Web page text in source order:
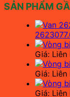
SẢN PHẨM
Giá: Liên
Giá: Liên
Giá: Liên